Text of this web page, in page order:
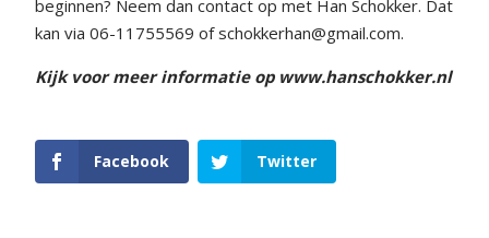
beginnen? Neem dan contact op met Han Schokker. Dat
kan via 06-11755569 of schokkerhan@gmail.com.
Kijk voor meer informatie op www.hanschokker.nl
Facebook Twitter